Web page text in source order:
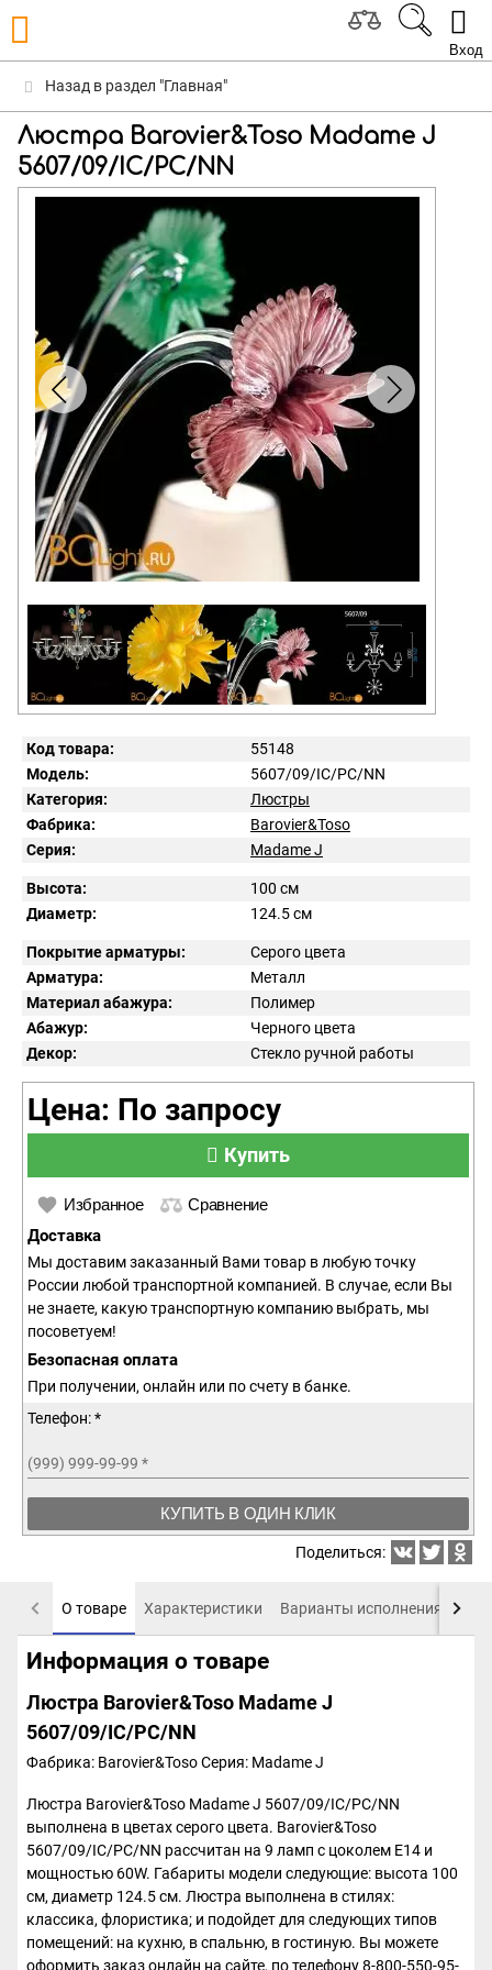
Вход
Назад в раздел "Главная"
Люстра Barovier&Toso Madame J
5607/09/IC/PC/NN
Код товара:
55148
Модель:
5607/09/IC/PC/NN
Категория:
Люстры
Фабрика:
Barovier&Toso
Серия:
Madame J
Высота:
100 см
Диаметр:
124.5 см
Покрытие арматуры:
Серого цвета
Арматура:
Металл
Материал абажура:
Полимер
Абажур:
Черного цвета
Декор:
Стекло ручной работы
Цена: По запросу
Купить
Избранное Сравнение
Доставка
Мы доставим заказанный Вами товар в любую точку
России любой транспортной компанией. В случае, если Вы
не знаете, какую транспортную компанию выбрать, мы
посоветуем!
Безопасная оплата
При получении, онлайн или по счету в банке.
Телефон: *
(999) 999-99-99 *
КУПИТЬ В ОДИН КЛИК
Поделиться:
О товаре Характеристики Варианты исполнения
Информация о товаре
Люстра Barovier&Toso Madame J
5607/09/IC/PC/NN
Фабрика: Barovier&TosoСерия: Madame J
Люстра Barovier&Toso Madame J 5607/09/IC/PC/NN
выполнена в цветах серого цвета. Barovier&Toso
5607/09/IC/PC/NN рассчитан на 9 ламп с цоколем E14 и
мощностью 60W. Габариты модели следующие: высота 100
см, диаметр 124.5 см. Люстра выполнена в стилях:
классика, флористика; и подойдет для следующих типов
помещений: на кухню, в спальню, в гостиную. Вы можете
оформить заказ онлайн на сайте, по телефону 8-800-550-95-